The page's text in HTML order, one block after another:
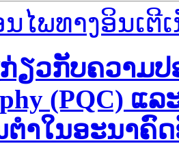
ນໄພທາງອິນເຕີ
ວກັບຄວາມປອ
(PQC)
ຕໍາໃນອະນາຄົ